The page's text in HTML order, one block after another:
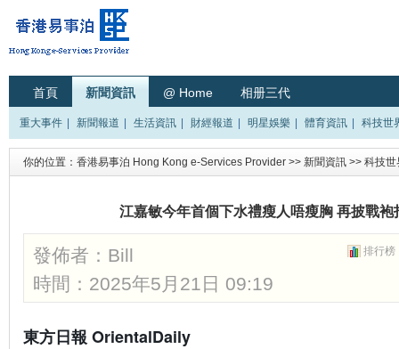
首頁 新聞資訊 @ Home 相册三代
重大事件 新聞報道 生活資訊 財經報道 明星娛樂 體育資訊 科技世
你的位置： 香港易事泊 Hong Kong e-Services Provider >> 新聞資訊 >> 科技世
江嘉敏今年首個下水禮瘦人唔瘦胸 再披戰
排行榜
發佈者： Bill
時間：2025年5月21日 09:19
東方日報 OrientalDaily